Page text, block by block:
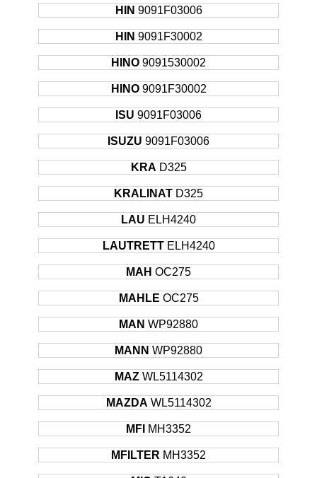
HIN 9091F03006
HIN 9091F30002
HINO 9091530002
HINO 9091F30002
ISU 9091F03006
ISUZU 9091F03006
KRA D325
KRALINAT D325
LAU ELH4240
LAUTRETT ELH4240
MAH OC275
MAHLE OC275
MAN WP92880
MANN WP92880
MAZ WL5114302
MAZDA WL5114302
MFI MH3352
MFILTER MH3352